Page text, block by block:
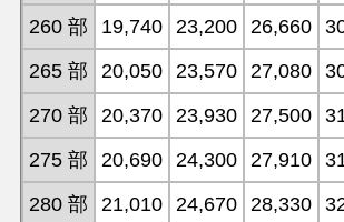
260 部
19,740 23,200 26,660
265 部
20,050 23,570 27,080
270 部
20,370 23,930 27,500
275 部
20,690 24,300 27,910
280 部
21,010 24,670 28,330